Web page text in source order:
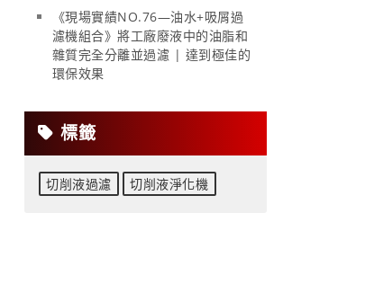
《現場實績NO.76—油水+吸屑過
濾機組合》將工廠廢液中的油脂和
雜質完全分離並過濾 | 達到極佳的
環保效果
標籤
切削液過濾 切削液淨化機